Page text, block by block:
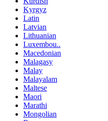
Kyrgyz
Latin
Latvian
Lithuanian
Luxembou..
Macedonian
Malagasy
Malay
Malayalam
Maltese
Maori
Marathi
Mongolian